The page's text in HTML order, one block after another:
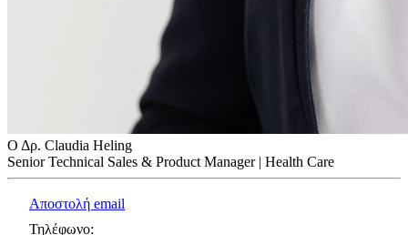
Ο Δρ. Claudia Heling
Senior Technical Sales & Product Manager | Health Care
Αποστολή email
Τηλέφωνο: